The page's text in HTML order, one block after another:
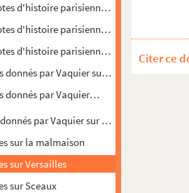
d'histoire parisienne : tome 2
d'histoire parisienne : tome 3
d'histoire parisienne : articles pour les
donnés par Vaquier sur l'histoire
donnés par Vaquier sur l'histoire
par Vaquier sur l'histoire de Paris
sur la malmaison
sur Versailles
sur Sceaux
Citer ce